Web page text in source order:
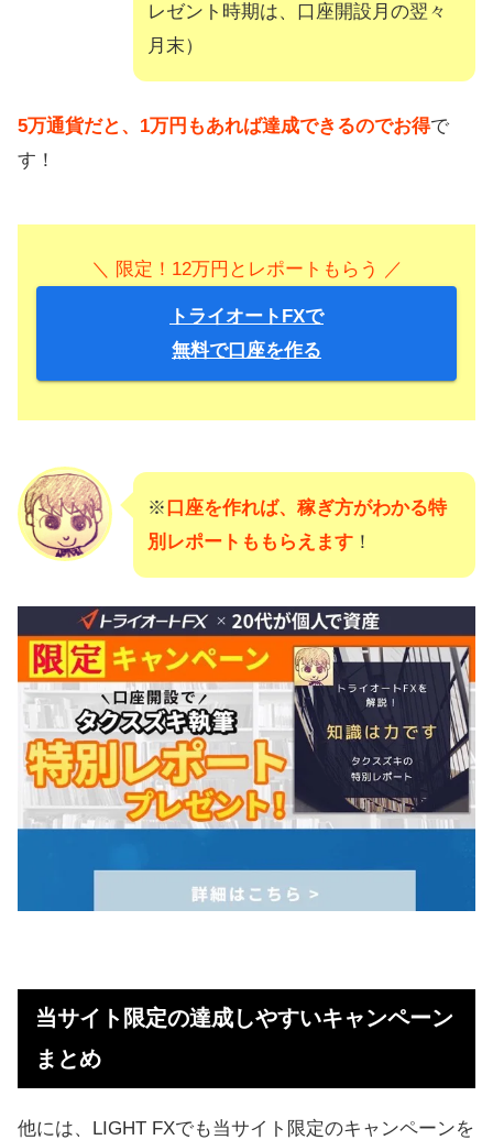
レゼント時期は、口座開設月の翌々
月末）
5万通貨だと、1万円もあれば達成できるのでお得で
す！
＼ 限定！12万円とレポートもらう ／
トライオートFXで
無料で口座を作る
※ 口座を作れば、稼ぎ方がわかる特
別レポートももらえます ！
当サイト限定の達成しやすいキャンペーン
まとめ
他には、LIGHT FXでも当サイト限定のキャンペーンを